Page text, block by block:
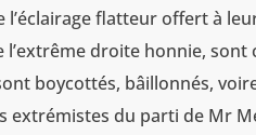
flatteur offert à
droite honnie,
boycottés, bâillonnés,
extrémistes du parti de Mr